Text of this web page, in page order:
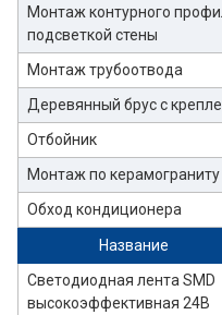
Монтаж контурного
подсветкой стены
Монтаж трубоотвода
Деревянный брус с
Отбойник
Монтаж по керамограниту
Обход кондиционера
Название
Светодиодная лента SMD
высокоэффективная 24В